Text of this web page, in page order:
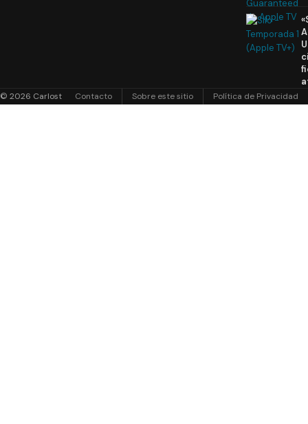
© 2026 Carlost Contacto Sobre este sitio Política de Privacidad